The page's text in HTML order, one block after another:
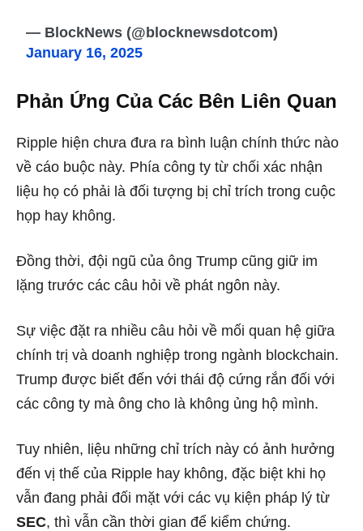
— BlockNews (@blocknewsdotcom)
January 16, 2025
Phản Ứng Của Các Bên Liên Quan
Ripple hiện chưa đưa ra bình luận chính thức nào
về cáo buộc này. Phía công ty từ chối xác nhận
liệu họ có phải là đối tượng bị chỉ trích trong cuộc
họp hay không.
Đồng thời, đội ngũ của ông Trump cũng giữ im
lặng trước các câu hỏi về phát ngôn này.
Sự việc đặt ra nhiều câu hỏi về mối quan hệ giữa
chính trị và doanh nghiệp trong ngành blockchain.
Trump được biết đến với thái độ cứng rắn đối với
các công ty mà ông cho là không ủng hộ mình.
Tuy nhiên, liệu những chỉ trích này có ảnh hưởng
đến vị thế của Ripple hay không, đặc biệt khi họ
vẫn đang phải đối mặt với các vụ kiện pháp lý từ
SEC, thì vẫn cần thời gian để kiểm chứng.